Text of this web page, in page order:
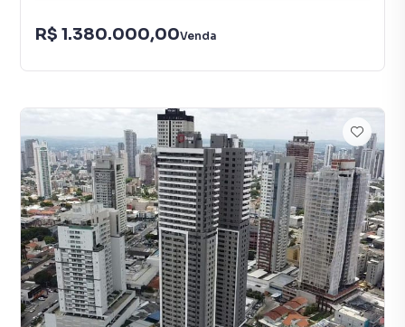
R$ 1.380.000,00Venda